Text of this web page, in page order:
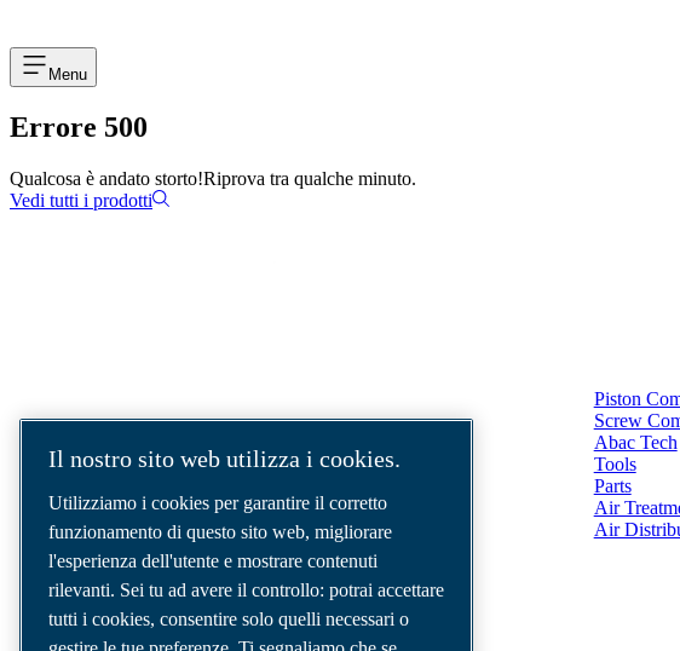
Menu
Errore 500
Qualcosa è andato storto!Riprova tra qualche minuto.
Vedi tutti i prodotti
Siamo un'azienda leader nel settore delle
soluzioni per aria compressa, che fornisce i
migliori compressori, utensili e sistemi di
distribuzione dell'aria per soddisfare anche le
esigenze più complesse.
Piston
Screw
Abac Tech
Tools
Parts
Air
Air
Il nostro sito web utilizza i cookies.
Utilizziamo i cookies per garantire il corretto
funzionamento di questo sito web, migliorare
l'esperienza dell'utente e mostrare contenuti
rilevanti. Sei tu ad avere il controllo: potrai accettare
tutti i cookies, consentire solo quelli necessari o